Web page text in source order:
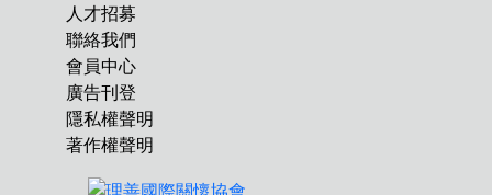
人才招募
聯絡我們
會員中心
廣告刊登
隱私權聲明
著作權聲明